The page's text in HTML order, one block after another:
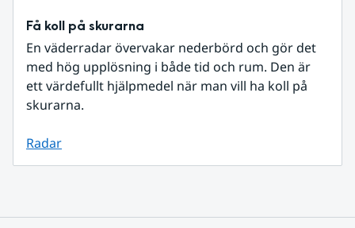
Få koll på skurarna
En väderradar övervakar nederbörd och gör det
med hög upplösning i både tid och rum. Den är
ett värdefullt hjälpmedel när man vill ha koll på
skurarna.
Radar